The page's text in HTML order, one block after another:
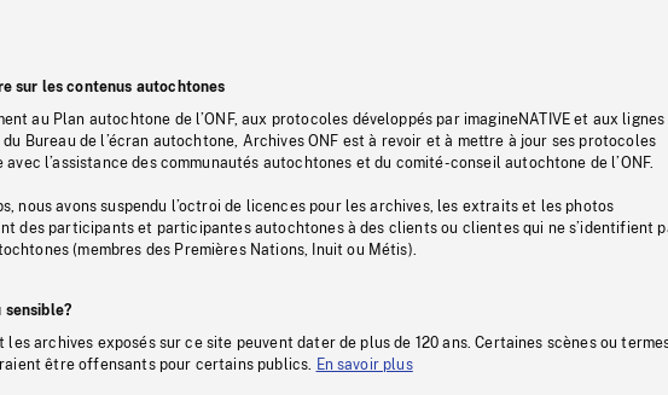
sur les contenus autochtones
au Plan autochtone de l’ONF, aux protocoles développés par imagineNATIVE et aux lignes
Bureau de l’écran autochtone, Archives ONF est à revoir et à mettre à jour ses protocoles
avec l’assistance des communautés autochtones et du comité-conseil autochtone de l’ONF.
nous avons suspendu l’octroi de licences pour les archives, les extraits et les photos
des participants et participantes autochtones à des clients ou clientes qui ne s’identifient
(membres des Premières Nations, Inuit ou Métis).
sensible?
les archives exposés sur ce site peuvent dater de plus de 120 ans. Certaines scènes ou
être offensants pour certains publics.
En savoir plus